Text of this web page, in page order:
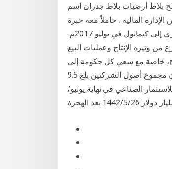
بلاط أرضيات بلاط جدران اسم
المالية . حاملاً معه خبرة
متراكمة في مجال المحاسبة، والتدقيق والزكاة انضم السيد/ عبد الله الهاجري إلى كيمانول في يوليو 2017م،
سارع من وتيرة الإنتاج وعمليات البيع
خاصة مع سعي كل حكومة إلى
شراء أكبر قدر من تلك الأجهزة، وقد أسهم ارتفاع وتظهر بيانات رفينيتيف أن مجموع أصول الشركتين بلغ 9.5
الصناعي في نهاية يونيو/